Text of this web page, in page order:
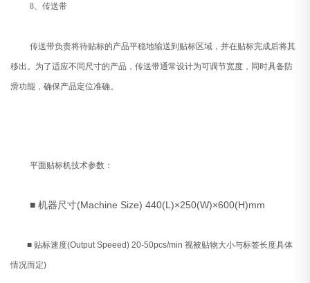
8、传送带
传送带负责将待贴标的产品平稳地输送到贴标区域，并在贴标完成后将其
移出。为了适应不同尺寸的产品，传送带通常设计为可调节宽度，同时具备防
滑功能，确保产品定位准确。
平面贴标机技术参数：
■ 机器尺寸(Machine Size) 440(L)×250(W)×600(H)mm
■ 贴标速度(Output Speeed) 20-50pcs/min 视被贴物大小与标签长度具体
情况而定)